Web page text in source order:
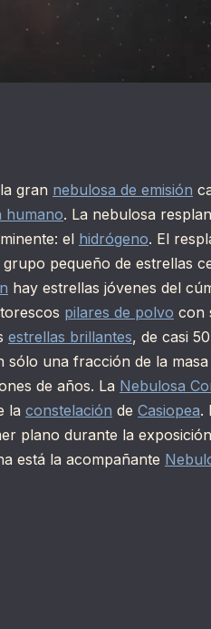
gran nebulosa de emisión
humano. La nebulosa
el hidrógeno. El
pequeño de estrellas
hay estrellas jóvenes del
pilares de polvo con
estrellas brillantes, de casi
una fracción de la
de años. La Nebulosa
la constelación de Casiopea.
plano durante la
está la acompañante